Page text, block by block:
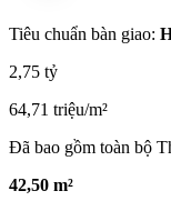
Tiêu chuẩn bàn giao:
2,75 tỷ
64,71 triệu/m²
Đã bao gồm toàn bộ
42,50 m²